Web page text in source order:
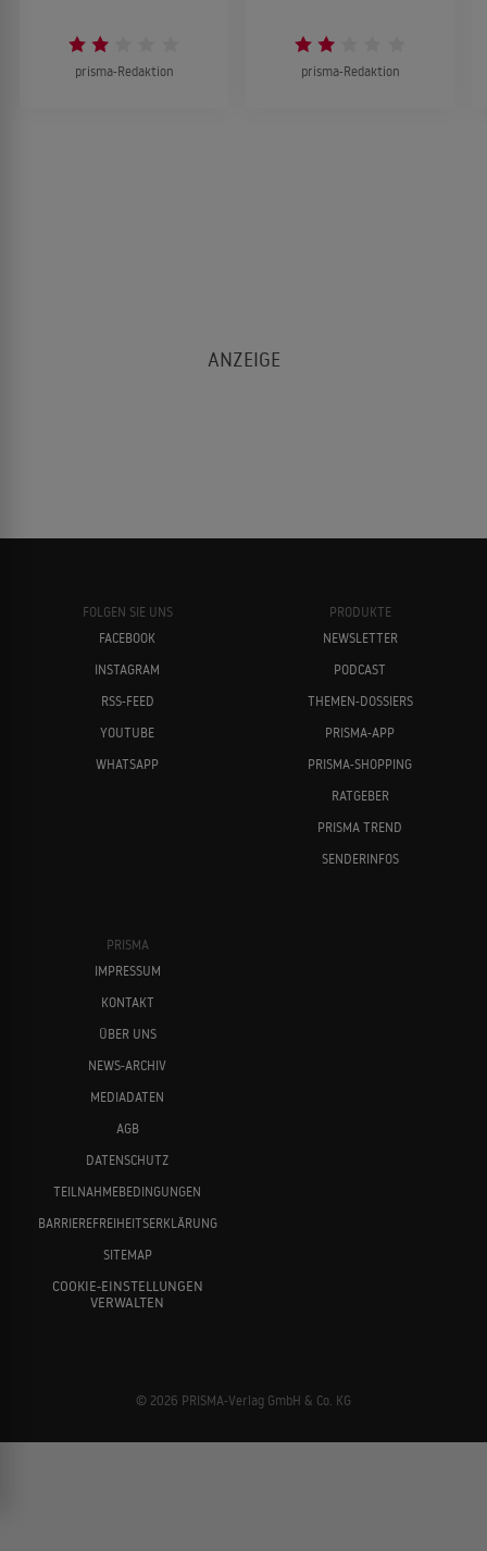
prisma-Redaktion prisma-Redaktion
FOLGEN SIE UNS
FACEBOOK
INSTAGRAM
RSS-FEED
YOUTUBE
WHATSAPP
PRODUKTE
NEWSLETTER
PODCAST
THEMEN-DOSSIERS
PRISMA-APP
PRISMA-SHOPPING
RATGEBER
PRISMA TREND
SENDERINFOS
PRISMA
IMPRESSUM
KONTAKT
ÜBER UNS
NEWS-ARCHIV
MEDIADATEN
AGB
DATENSCHUTZ
TEILNAHMEBEDINGUNGEN
BARRIEREFREIHEITSERKLÄRUNG
SITEMAP
COOKIE-EINSTELLUNGEN
VERWALTEN
© 2026 PRISMA-Verlag GmbH & Co. KG